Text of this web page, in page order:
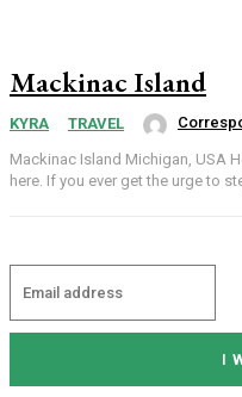
Mackinac Island
KYRA TRAVEL
Mackinac Island Michigan, USA
here. If you ever get the urge to
I